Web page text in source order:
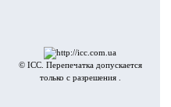
© ICC. Перепечатка допускается
только с разрешения .